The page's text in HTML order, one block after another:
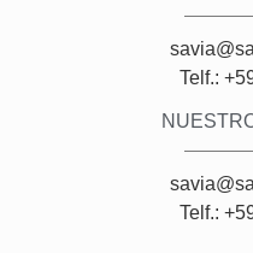
Telf.:
Telf.: